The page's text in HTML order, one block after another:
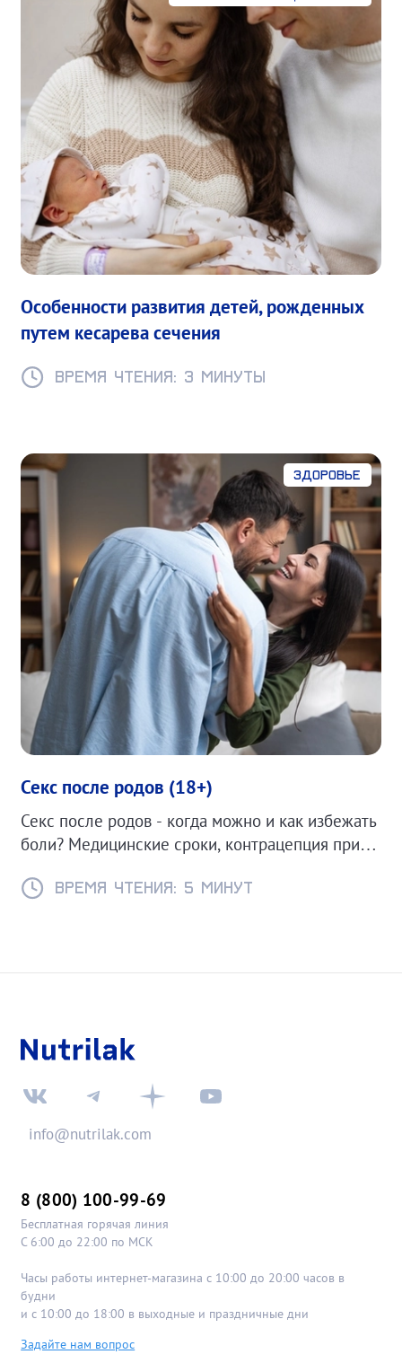
Особенности развития детей, рожденных
путем кесарева сечения
Время чтения: 3 минуты
Здоровье
Секс после родов (18+)
Секс после родов - когда можно и как избежать
боли? Медицинские сроки, контрацепция при
интимной жизни.
Время чтения: 5 минут
info@nutrilak.com
8 (800) 100-99-69
Бесплатная горячая линия
С 6:00 до 22:00 по МСК
Часы работы интернет-магазина с 10:00 до 20:00 часов в
будни
и с 10:00 до 18:00 в выходные и праздничные дни
Задайте нам вопрос